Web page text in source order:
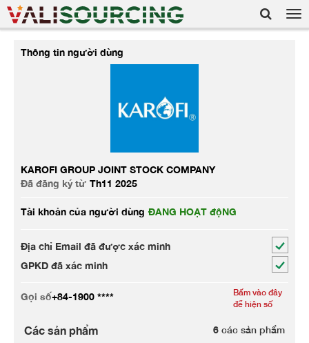
Thông tin người dùng
KAROFI GROUP JOINT STOCK COMPANY
Đã đăng ký từ Th11 2025
Tài khoản của người dùng ĐANG HOẠT độNG
Địa chỉ Email đã được xác minh
GPKD đã xác minh
Gọi số+84-1900 ****
Bấm vào đây
để hiện số
Các sản phẩm 6 các sản phẩm